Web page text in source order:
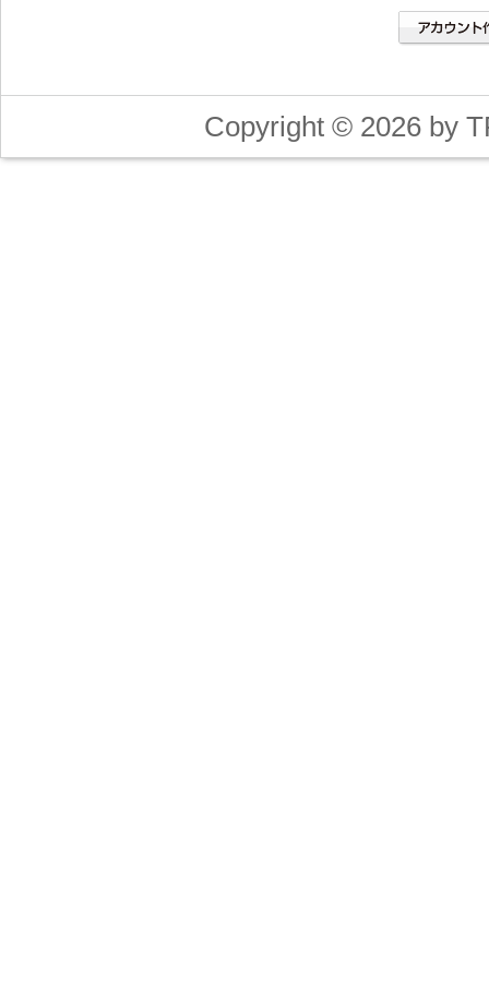
Copyright © 2026 by